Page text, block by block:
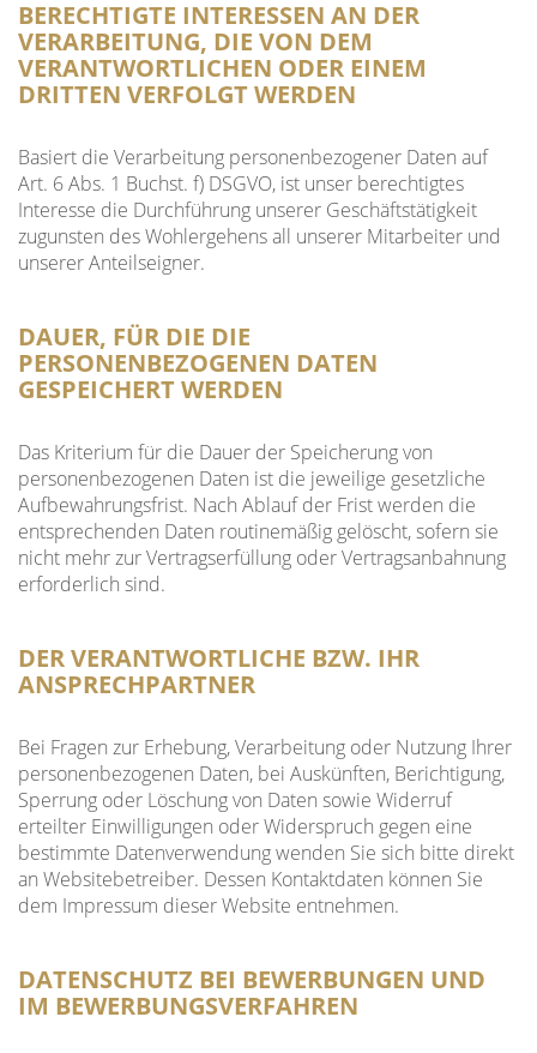
BERECHTIGTE INTERESSEN AN DER
VERARBEITUNG, DIE VON DEM
VERANTWORTLICHEN ODER EINEM
DRITTEN VERFOLGT WERDEN
Basiert die Verarbeitung personenbezogener Daten auf
Art. 6 Abs. 1 Buchst. f) DSGVO, ist unser berechtigtes
Interesse die Durchführung unserer Geschäftstätigkeit
zugunsten des Wohlergehens all unserer Mitarbeiter und
unserer Anteilseigner.
DAUER, FÜR DIE DIE
PERSONENBEZOGENEN DATEN
GESPEICHERT WERDEN
Das Kriterium für die Dauer der Speicherung von
personenbezogenen Daten ist die jeweilige gesetzliche
Aufbewahrungsfrist. Nach Ablauf der Frist werden die
entsprechenden Daten routinemäßig gelöscht, sofern sie
nicht mehr zur Vertragserfüllung oder Vertragsanbahnung
erforderlich sind.
DER VERANTWORTLICHE BZW. IHR
ANSPRECHPARTNER
Bei Fragen zur Erhebung, Verarbeitung oder Nutzung Ihrer
personenbezogenen Daten, bei Auskünften, Berichtigung,
Sperrung oder Löschung von Daten sowie Widerruf
erteilter Einwilligungen oder Widerspruch gegen eine
bestimmte Datenverwendung wenden Sie sich bitte direkt
an Websitebetreiber. Dessen Kontaktdaten können Sie
dem Impressum dieser Website entnehmen.
DATENSCHUTZ BEI BEWERBUNGEN UND
IM BEWERBUNGSVERFAHREN